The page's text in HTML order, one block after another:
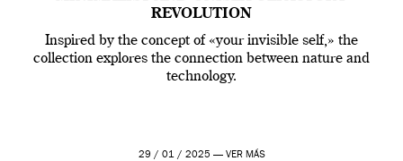
REVOLUTION
Inspired by the concept of «your invisible self,» the
collection explores the connection between nature and
technology.
29 / 01 / 2025 — VER MÁS